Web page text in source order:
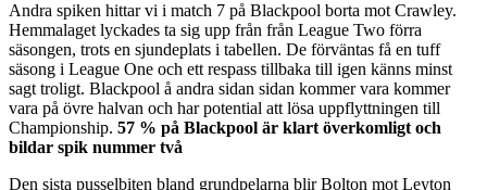
Andra spiken hittar vi i match 7 på Blackpool borta mot Crawley.
Hemmalaget lyckades ta sig upp från från League Two förra
säsongen, trots en sjundeplats i tabellen. De förväntas få en tuff
säsong i League One och ett respass tillbaka till igen känns minst
sagt troligt. Blackpool å andra sidan sidan kommer vara kommer
vara på övre halvan och har potential att lösa uppflyttningen till
Championship. 57 % på Blackpool är klart överkomligt och
bildar spik nummer två
Den sista pusselbiten bland grundpelarna blir Bolton mot Leyton